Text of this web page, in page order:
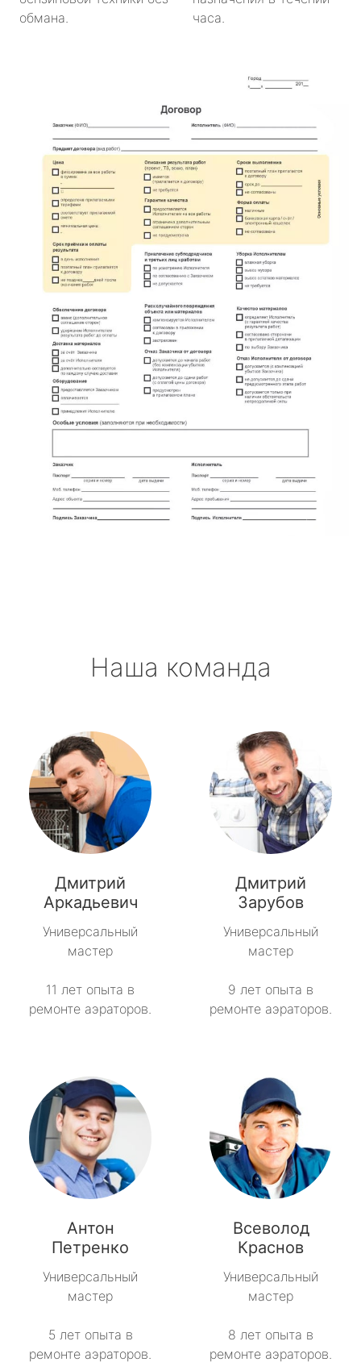
обмана.
часа.
Наша команда
Дмитрий
Аркадьевич
Универсальный
мастер
11 лет опыта в
ремонте аэраторов.
Дмитрий
Зарубов
Универсальный
мастер
9 лет опыта в
ремонте аэраторов.
Антон
Петренко
Универсальный
мастер
5 лет опыта в
ремонте аэраторов.
Всеволод
Краснов
Универсальный
мастер
8 лет опыта в
ремонте аэраторов.